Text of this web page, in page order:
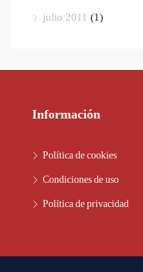
julio 2011 (1)
Información
Política de cookies
Condiciones de uso
Política de privacidad